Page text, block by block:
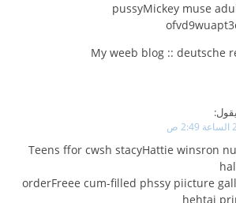
pussyMickey muse
My weeb blog :: deutsche
Teens ffor cwsh stacyHattie winsron
orderFreee cum-filled phssy piicture
hehtai